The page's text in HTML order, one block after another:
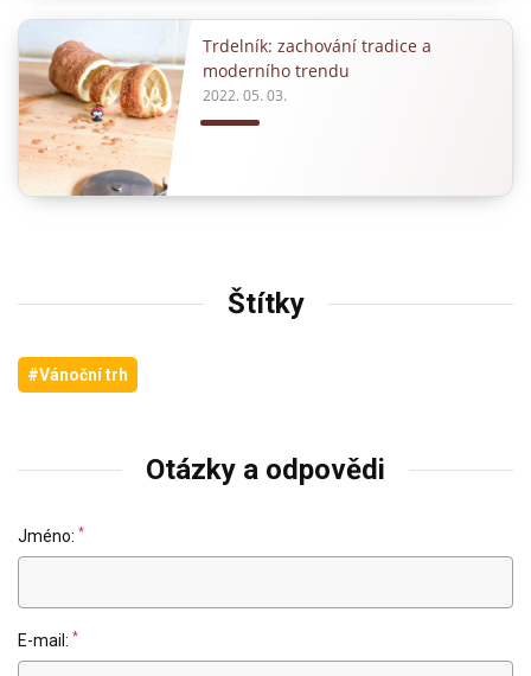
Trdelník: zachování tradice a
moderního trendu
2022. 05. 03.
Štítky
#Vánoční trh
Otázky a odpovědi
Jméno: *
E-mail: *